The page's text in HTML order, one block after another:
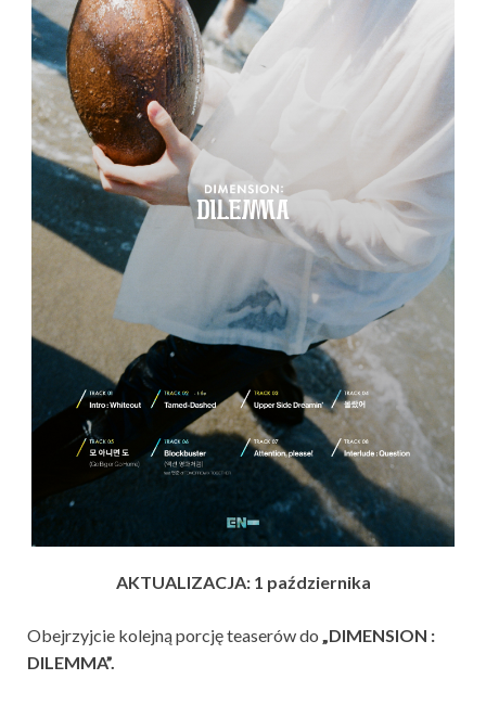
AKTUALIZACJA: 1 października
Obejrzyjcie kolejną porcję teaserów do „DIMENSION :
DILEMMA”.